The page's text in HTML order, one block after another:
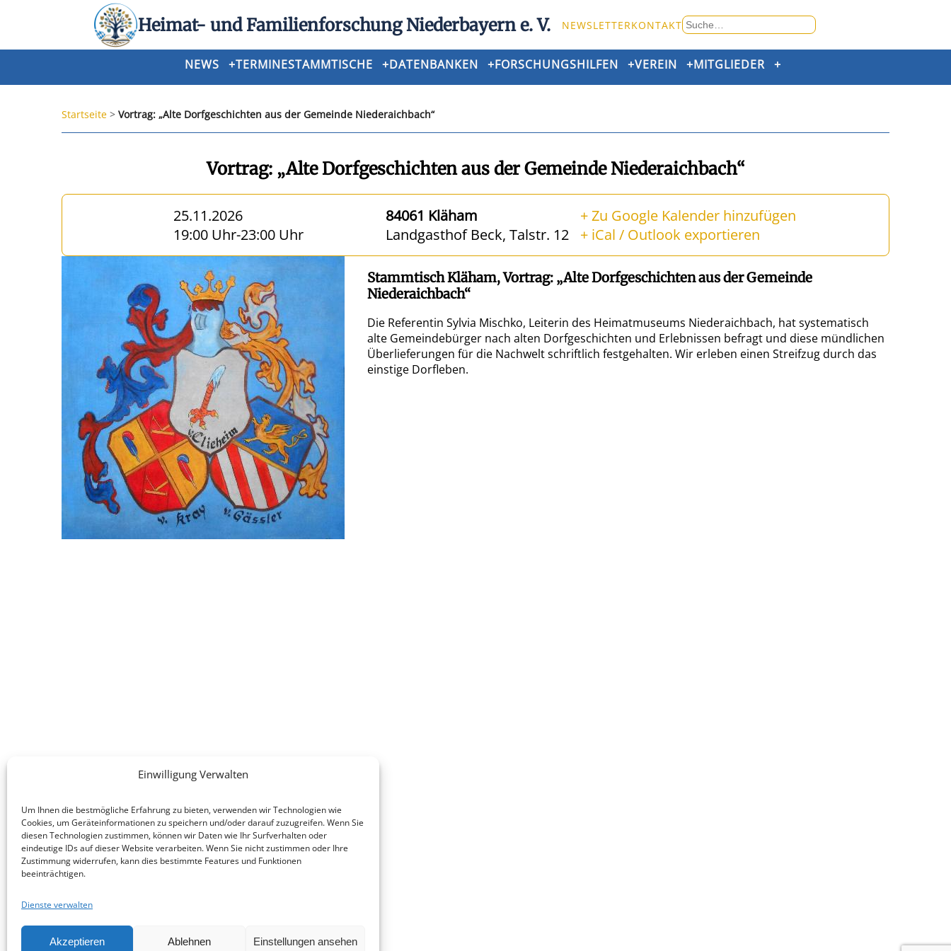
Einwilligung Verwalten
Um Ihnen die bestmögliche Erfahrung zu bieten, verwenden wir Technologien wie
Cookies, um Geräteinformationen zu speichern und/oder darauf zuzugreifen. Wenn Sie
diesen Technologien zustimmen, können wir Daten wie Ihr Surfverhalten oder
eindeutige IDs auf dieser Website verarbeiten. Wenn Sie nicht zustimmen oder Ihre
Zustimmung widerrufen, kann dies bestimmte Features und Funktionen
beeinträchtigen.
Dienste verwalten
Akzeptieren Ablehnen Einstellungen ansehen
Heimat- und Familienforschung Niederbayern e. V. NEWSLETTERKONTAKTSuche
nach:
NEWS
+TERMINESTAMMTISCHE +DATENBANKEN +FORSCHUNGSHILFEN +VEREIN +MITGLIEDER +
Startseite > Vortrag: „Alte Dorfgeschichten aus der Gemeinde Niederaichbach“
Vortrag: „Alte Dorfgeschichten aus der Gemeinde Niederaichbach“
25.11.2026
19:00 Uhr-23:00 Uhr
84061 Kläham
Landgasthof Beck, Talstr. 12
+ Zu Google Kalender hinzufügen
+ iCal / Outlook exportieren
Stammtisch Kläham, Vortrag: „Alte Dorfgeschichten aus der Gemeinde
Niederaichbach“
Die Referentin Sylvia Mischko, Leiterin des Heimatmuseums Niederaichbach, hat systematisch
alte Gemeindebürger nach alten Dorfgeschichten und Erlebnissen befragt und diese mündlichen
Überlieferungen für die Nachwelt schriftlich festgehalten. Wir erleben einen Streifzug durch das
einstige Dorfleben.